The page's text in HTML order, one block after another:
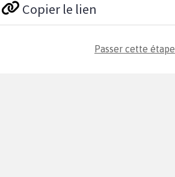
Copier le lien
Passer cette étape